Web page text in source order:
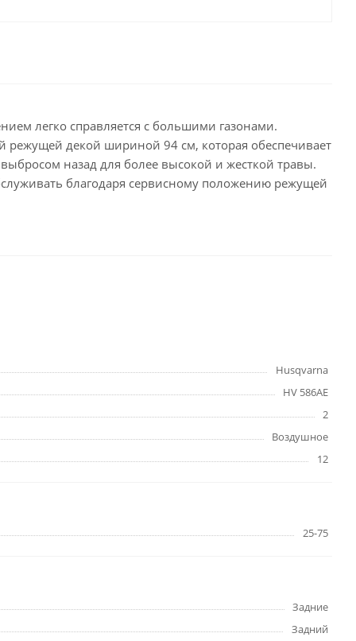
легко справляется с большими газонами.
декой шириной 94 см, которая обеспечивает
назад для более высокой и жесткой травы.
благодаря сервисному положению режущей
Husqvarna
HV 586AE
2
Воздушное
12
25-75
Задние
Задний